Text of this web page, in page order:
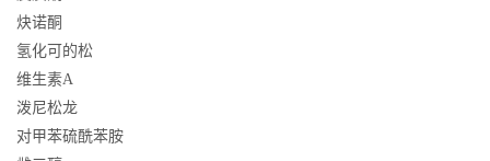
炔诺酮
氢化可的松
维生素A
泼尼松龙
对甲苯硫酰苯胺